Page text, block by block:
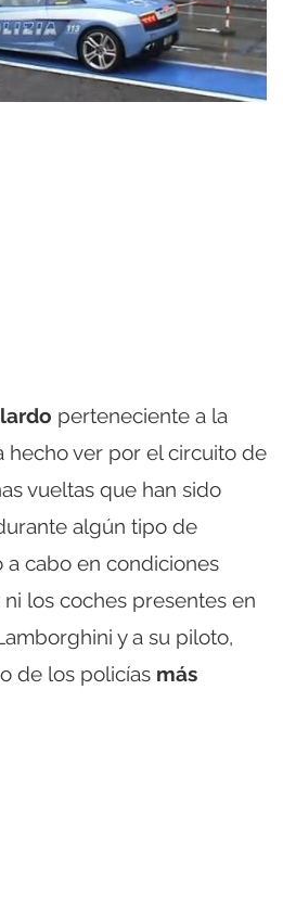
perteneciente a la
hecho ver por el circuito de
vueltas que han sido
algún tipo de
cabo en condiciones
los coches presentes en
y a su piloto,
de los policías más